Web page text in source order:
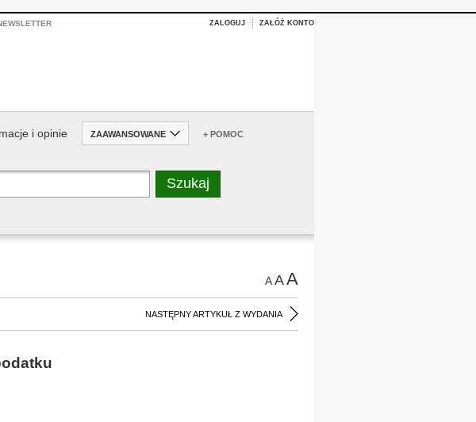
ZALOGUJ ZAŁÓŻ KONTO
i opinie ZAAWANSOWANE + POMOC
AAA
NASTĘPNY ARTYKUŁ Z WYDANIA